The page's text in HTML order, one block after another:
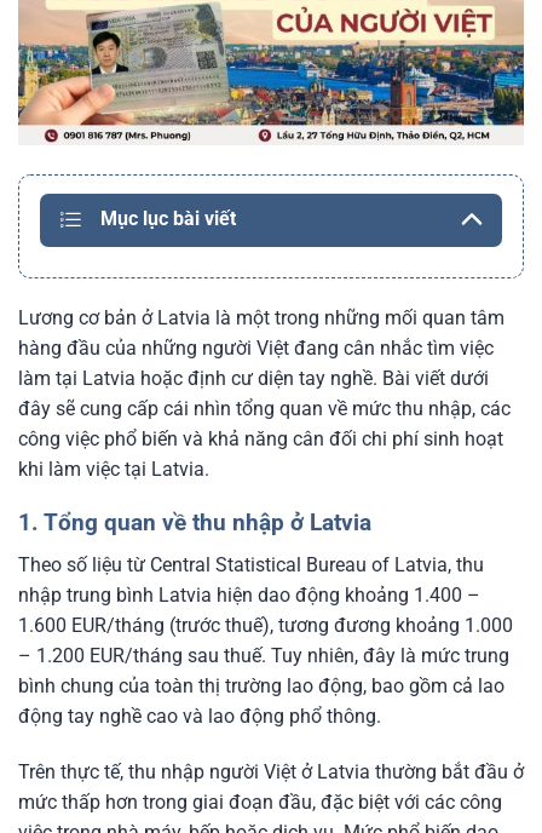
Mục lục bài viết
Lương cơ bản ở Latvia là một trong những mối quan tâm
hàng đầu của những người Việt đang cân nhắc tìm việc
làm tại Latvia hoặc định cư diện tay nghề. Bài viết dưới
đây sẽ cung cấp cái nhìn tổng quan về mức thu nhập, các
công việc phổ biến và khả năng cân đối chi phí sinh hoạt
khi làm việc tại Latvia.
1. Tổng quan về thu nhập ở Latvia
Theo số liệu từ Central Statistical Bureau of Latvia, thu
nhập trung bình Latvia hiện dao động khoảng 1.400 –
1.600 EUR/tháng (trước thuế), tương đương khoảng 1.000
– 1.200 EUR/tháng sau thuế. Tuy nhiên, đây là mức trung
bình chung của toàn thị trường lao động, bao gồm cả lao
động tay nghề cao và lao động phổ thông.
Trên thực tế, thu nhập người Việt ở Latvia thường bắt đầu ở
mức thấp hơn trong giai đoạn đầu, đặc biệt với các công